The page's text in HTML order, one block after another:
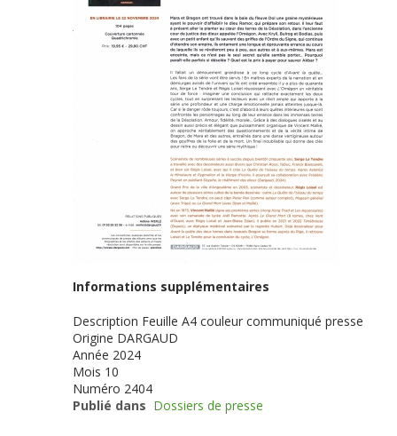
Informations supplémentaires
Description Feuille A4 couleur communiqué presse
Origine DARGAUD
Année 2024
Mois 10
Numéro 2404
Publié dans Dossiers de presse